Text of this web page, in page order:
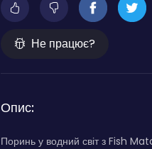
Не працює?
Опис:
Поринь у водний світ з Fish